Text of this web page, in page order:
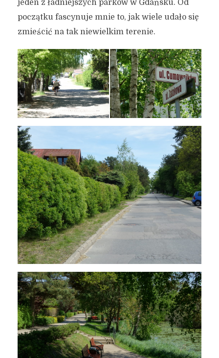
jeden z ładniejszych parków w Gdańsku. Od
początku fascynuje mnie to, jak wiele udało się
zmieścić na tak niewielkim terenie.